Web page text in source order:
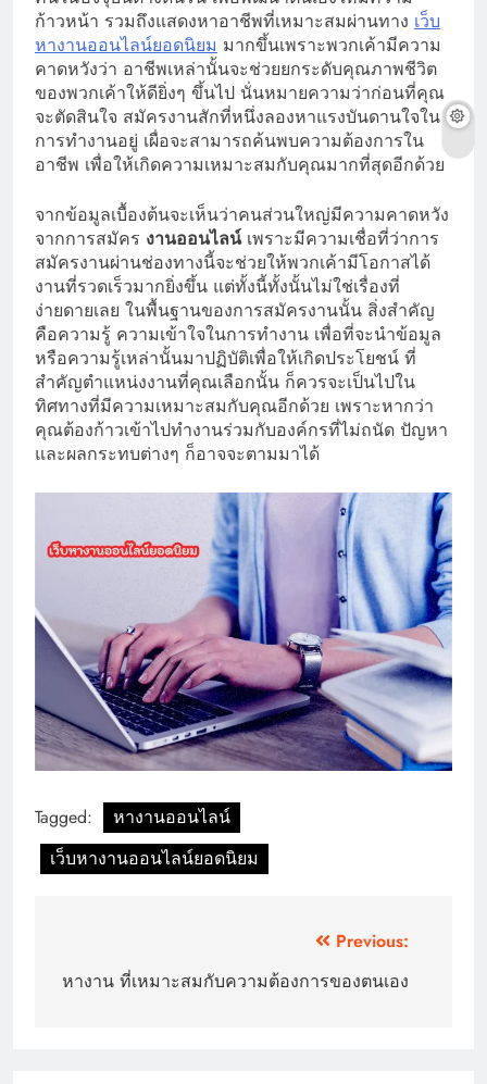
ก้าวหน้า รวมถึงแสดงหาอาชีพที่เหมาะสมผ่านทาง เว็บ
หางานออนไลน์ยอดนิยม มากขึ้นเพราะพวกเค้ามีความ
คาดหวังว่า อาชีพเหล่านั้นจะช่วยยกระดับคุณภาพชีวิต
ของพวกเค้าให้ดียิ่งๆ ขึ้นไป นั่นหมายความว่าก่อนที่คุณ
จะตัดสินใจ สมัครงานสักที่หนึ่งลองหาแรงบันดานใจใน
การทำงานอยู่ เผื่อจะสามารถค้นพบความต้องการใน
อาชีพ เพื่อให้เกิดความเหมาะสมกับคุณมากที่สุดอีกด้วย
จากข้อมูลเบื้องต้นจะเห็นว่าคนส่วนใหญ่มีความคาดหวัง
จากการสมัคร งานออนไลน์เพราะมีความเชื่อที่ว่าการ
สมัครงานผ่านช่องทางนี้จะช่วยให้พวกเค้ามีโอกาสได้
งานที่รวดเร็วมากยิ่งขึ้น แต่ทั้งนี้ทั้งนั้นไม่ใช่เรื่องที่
ง่ายดายเลย ในพื้นฐานของการสมัครงานนั้น สิ่งสำคัญ
คือความรู้ ความเข้าใจในการทำงาน เพื่อที่จะนำข้อมูล
หรือความรู้เหล่านั้นมาปฏิบัติเพื่อให้เกิดประโยชน์ ที่
สำคัญตำแหน่งงานที่คุณเลือกนั้น ก็ควรจะเป็นไปใน
ทิศทางที่มีความเหมาะสมกับคุณอีกด้วย เพราะหากว่า
คุณต้องก้าวเข้าไปทำงานร่วมกับองค์กรที่ไม่ถนัด ปัญหา
และผลกระทบต่างๆ ก็อาจจะตามมาได้
Tagged:
หางานออนไลน์
เว็บหางานออนไลน์ยอดนิยม
navigation
Previous:
หางาน ที่เหมาะสมกับความต้องการของตนเอง